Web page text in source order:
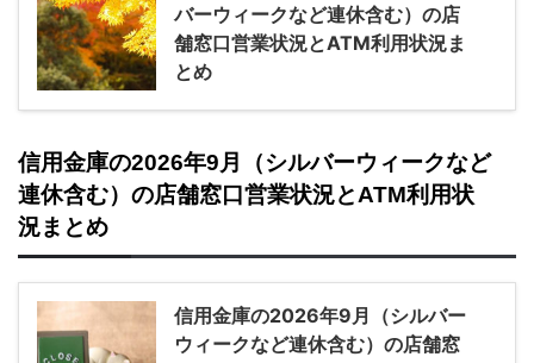
バーウィークなど連休含む）の店
舗窓口営業状況とATM利用状況ま
とめ
信用金庫の2026年9月（シルバーウィークなど
連休含む）の店舗窓口営業状況とATM利用状
況まとめ
信用金庫の2026年9月（シルバー
ウィークなど連休含む）の店舗窓